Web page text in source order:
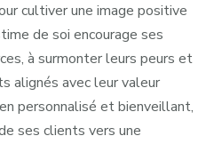
cultiver une image positive
de soi encourage ses
à surmonter leurs peurs et
alignés avec leur valeur
personnalisé et bienveillant,
ses clients vers une